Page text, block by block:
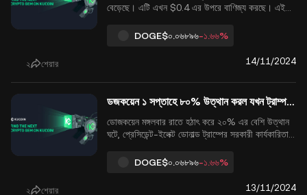
বেড়েছে। এটি এখন $0.4 এর উপরে বাণিজ্য করছে। এই
নেটওয়ার্কে নতুন ব্যবহারকারীদের তীব্র বৃদ্ধির দ্বারা চালিত
হয়েছে। উৎস: X অন-চেইন অ্যানালিটিক্স ফার্ম স্যান্টিমেন্ট
DOGE$০.০৬৮৯৬-১.৬৬%
২ শেয়ার 14/11/2024
ডজকয়েন ১ সপ্তাহে ৮০% উত্থান করল যখন ট্রাম্প 'DOGE' বিভাগ চালু করলেন, মাস্ক এবং রামস্বামীর সমর্থনে
ডোজকয়েন মঙ্গলবার রাতে হঠাৎ করে ২০% এর বেশি উত্থান
ঘটে, প্রেসিডেন্ট-ইলেক্ট ডোনাল্ড ট্রাম্পের সরকারী কার্যকারিতা
পর, যা তিনি "ডোজ" বিভাগ নামকরণ করেন। তার বিবৃতিতে,
ট্রাম্প টেসলার এলন মাস্ক এবং প্রাক্তন রিপাবলিকান প্রার্থী
DOGE$০.০৬৮৯৬-১.৬৬%
২ শেয়ার 13/11/2024